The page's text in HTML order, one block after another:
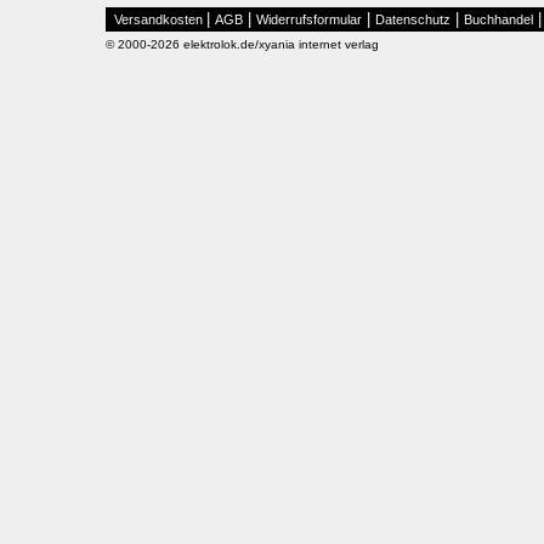
Versandkosten AGB Widerrufsformular Datenschutz Buchhandel
© 2000-2026 elektrolok.de/xyania internet verlag